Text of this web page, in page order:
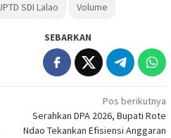
SDI Lalao Volume
SEBARKAN
Pos berikutnya
Serahkan DPA 2026, Bupati Rote
Ndao Tekankan Efisiensi Anggaran